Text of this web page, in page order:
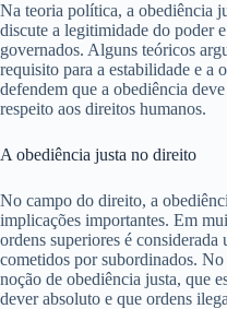
Na teoria política, a obediência
discute a legitimidade do poder
governados. Alguns teóricos
requisito para a estabilidade e a
defendem que a obediência
respeito aos direitos humanos.
A obediência justa no direito
No campo do direito, a
implicações importantes. Em
ordens superiores é considerada
cometidos por subordinados. No
noção de obediência justa, que
dever absoluto e que ordens